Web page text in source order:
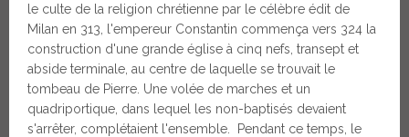
le culte de la religion chrétienne par le célèbre édit de
Milan en 313, l'empereur Constantin commença vers 324 la
construction d'une grande église à cinq nefs, transept et
abside terminale, au centre de laquelle se trouvait le
tombeau de Pierre. Une volée de marches et un
quadriportique, dans lequel les non-baptisés devaient
s'arrêter, complétaient l'ensemble. Pendant ce temps, le